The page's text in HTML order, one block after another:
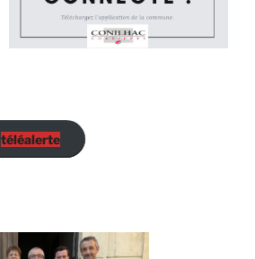
téléalerte